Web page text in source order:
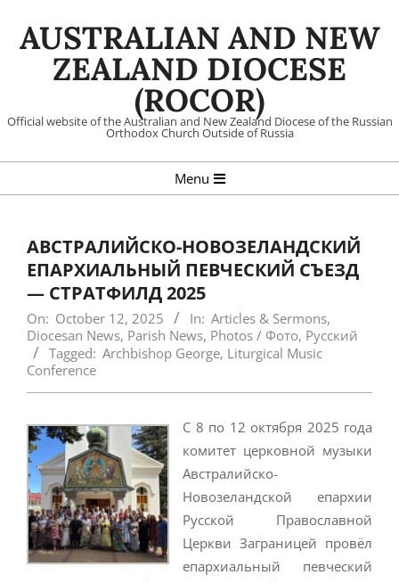
AUSTRALIAN AND NEW
ZEALAND DIOCESE
(ROCOR)
Official website of the Australian and New Zealand Diocese of the Russian
Orthodox Church Outside of Russia
Navigation
Menu
АВСТРАЛИЙСКО-НОВОЗЕЛАНДСКИЙ
ЕПАРХИАЛЬНЫЙ ПЕВЧЕСКИЙ СЪЕЗД
— СТРАТФИЛД 2025
On: October 12, 2025 In: Articles & Sermons,
Diocesan News, Parish News, Photos / Фото, Русский
Tagged: Archbishop George, Liturgical Music
Conference
С 8 по 12 октября 2025 года
комитет церковной музыки
Австралийско-
Новозеландской епархии
Русской Православной
Церкви Заграницей провёл
епархиальный певческий